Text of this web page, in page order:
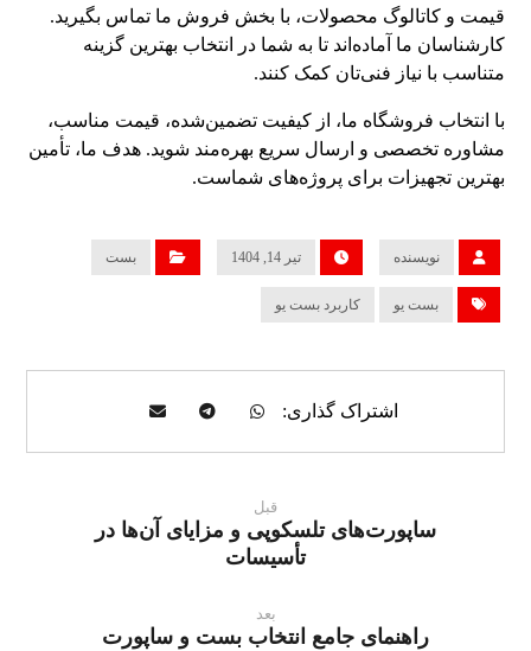
قیمت و کاتالوگ محصولات، با بخش فروش ما تماس بگیرید.
کارشناسان ما آماده‌اند تا به شما در انتخاب بهترین گزینه
متناسب با نیاز فنی‌تان کمک کنند.
با انتخاب فروشگاه ما، از کیفیت تضمین‌شده، قیمت مناسب،
مشاوره تخصصی و ارسال سریع بهره‌مند شوید. هدف ما، تأمین
بهترین تجهیزات برای پروژه‌های شماست.
نویسنده تیر 14, 1404 بست
بست یو کاربرد بست یو
قبل
ساپورت‌های تلسکوپی و مزایای آن‌ها در
تأسیسات
بعد
راهنمای جامع انتخاب بست و ساپورت